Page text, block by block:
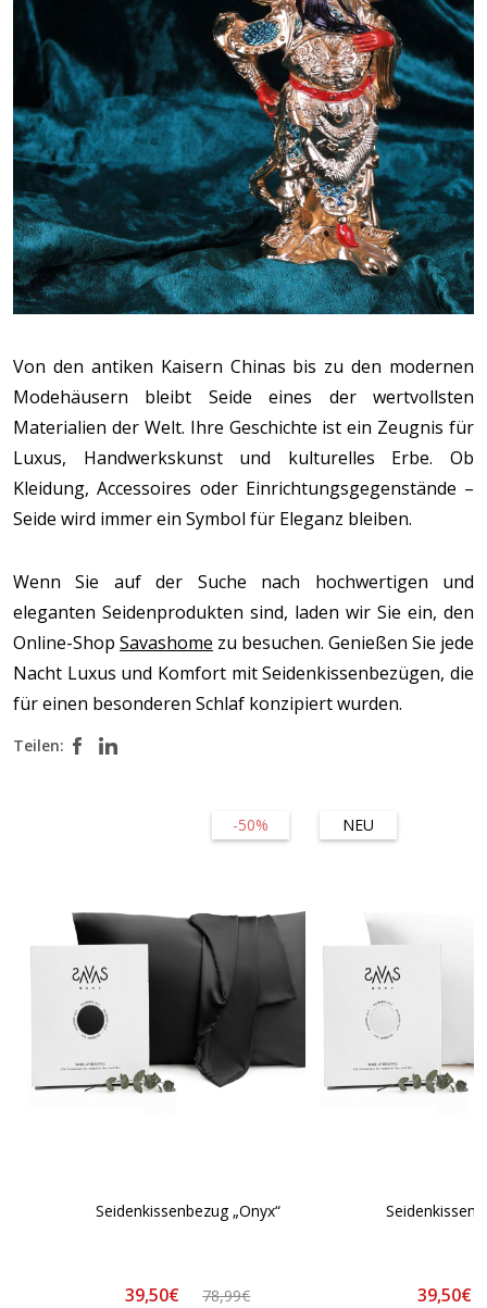
Von den antiken Kaisern Chinas bis zu den modernen
Modehäusern bleibt Seide eines der wertvollsten
Materialien der Welt. Ihre Geschichte ist ein Zeugnis für
Luxus, Handwerkskunst und kulturelles Erbe. Ob
Kleidung, Accessoires oder Einrichtungsgegenstände –
Seide wird immer ein Symbol für Eleganz bleiben.
Wenn Sie auf der Suche nach hochwertigen und
eleganten Seidenprodukten sind, laden wir Sie ein, den
Online-Shop Savashome zu besuchen. Genießen Sie jede
Nacht Luxus und Komfort mit Seidenkissenbezügen, die
für einen besonderen Schlaf konzipiert wurden.
Teilen:
-50%
Seidenkissenbezug „Onyx“
39,50€ 78,99€
NEU
39,50€